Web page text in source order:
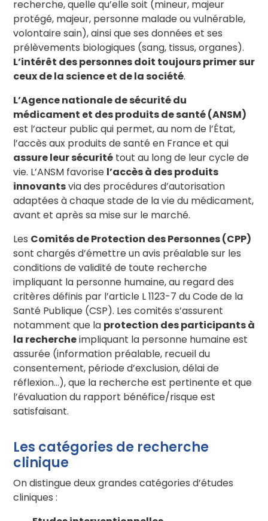
recherche, quelle qu’elle soit (mineur, majeur
protégé, majeur, personne malade ou vulnérable,
volontaire sain), ainsi que ses données et ses
prélèvements biologiques (sang, tissus, organes).
L’intérêt des personnes doit toujours primer sur
ceux de la science et de la société.
L’Agence nationale de sécurité du
médicament et des produits de santé (ANSM)
est l’acteur public qui permet, au nom de l’État,
l’accès aux produits de santé en France et qui
assure leur sécurité tout au long de leur cycle de
vie. L’ANSM favorise l’accès à des produits
innovants via des procédures d’autorisation
adaptées à chaque stade de la vie du médicament,
avant et après sa mise sur le marché.
Les Comités de Protection des Personnes (CPP)
sont chargés d’émettre un avis préalable sur les
conditions de validité de toute recherche
impliquant la personne humaine, au regard des
critères définis par l’article L 1123-7 du Code de la
Santé Publique (CSP). Les comités s’assurent
notamment que la protection des participants à
la recherche impliquant la personne humaine est
assurée (information préalable, recueil du
consentement, période d’exclusion, délai de
réflexion…), que la recherche est pertinente et que
l’évaluation du rapport bénéfice/risque est
satisfaisant.
Les catégories de recherche
clinique
On distingue deux grandes catégories d’études
cliniques :